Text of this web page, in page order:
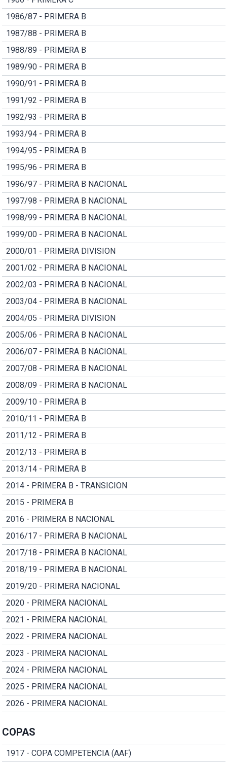
1986/87 - PRIMERA B
1987/88 - PRIMERA B
1988/89 - PRIMERA B
1989/90 - PRIMERA B
1990/91 - PRIMERA B
1991/92 - PRIMERA B
1992/93 - PRIMERA B
1993/94 - PRIMERA B
1994/95 - PRIMERA B
1995/96 - PRIMERA B
1996/97 - PRIMERA B NACIONAL
1997/98 - PRIMERA B NACIONAL
1998/99 - PRIMERA B NACIONAL
1999/00 - PRIMERA B NACIONAL
2000/01 - PRIMERA DIVISION
2001/02 - PRIMERA B NACIONAL
2002/03 - PRIMERA B NACIONAL
2003/04 - PRIMERA B NACIONAL
2004/05 - PRIMERA DIVISION
2005/06 - PRIMERA B NACIONAL
2006/07 - PRIMERA B NACIONAL
2007/08 - PRIMERA B NACIONAL
2008/09 - PRIMERA B NACIONAL
2009/10 - PRIMERA B
2010/11 - PRIMERA B
2011/12 - PRIMERA B
2012/13 - PRIMERA B
2013/14 - PRIMERA B
2014 - PRIMERA B - TRANSICION
2015 - PRIMERA B
2016 - PRIMERA B NACIONAL
2016/17 - PRIMERA B NACIONAL
2017/18 - PRIMERA B NACIONAL
2018/19 - PRIMERA B NACIONAL
2019/20 - PRIMERA NACIONAL
2020 - PRIMERA NACIONAL
2021 - PRIMERA NACIONAL
2022 - PRIMERA NACIONAL
2023 - PRIMERA NACIONAL
2024 - PRIMERA NACIONAL
2025 - PRIMERA NACIONAL
2026 - PRIMERA NACIONAL
COPAS
1917 - COPA COMPETENCIA (AAF)